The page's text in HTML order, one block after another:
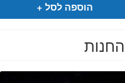
הוספה לסל